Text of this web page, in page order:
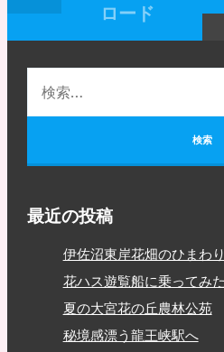
ロード
最近の投稿
伊佐沼東岸花畑のひまわ
花ハス遊覧船に乗ってみ
夏の大宮花の丘農林公苑
秘境感漂う龍王峡駅へ